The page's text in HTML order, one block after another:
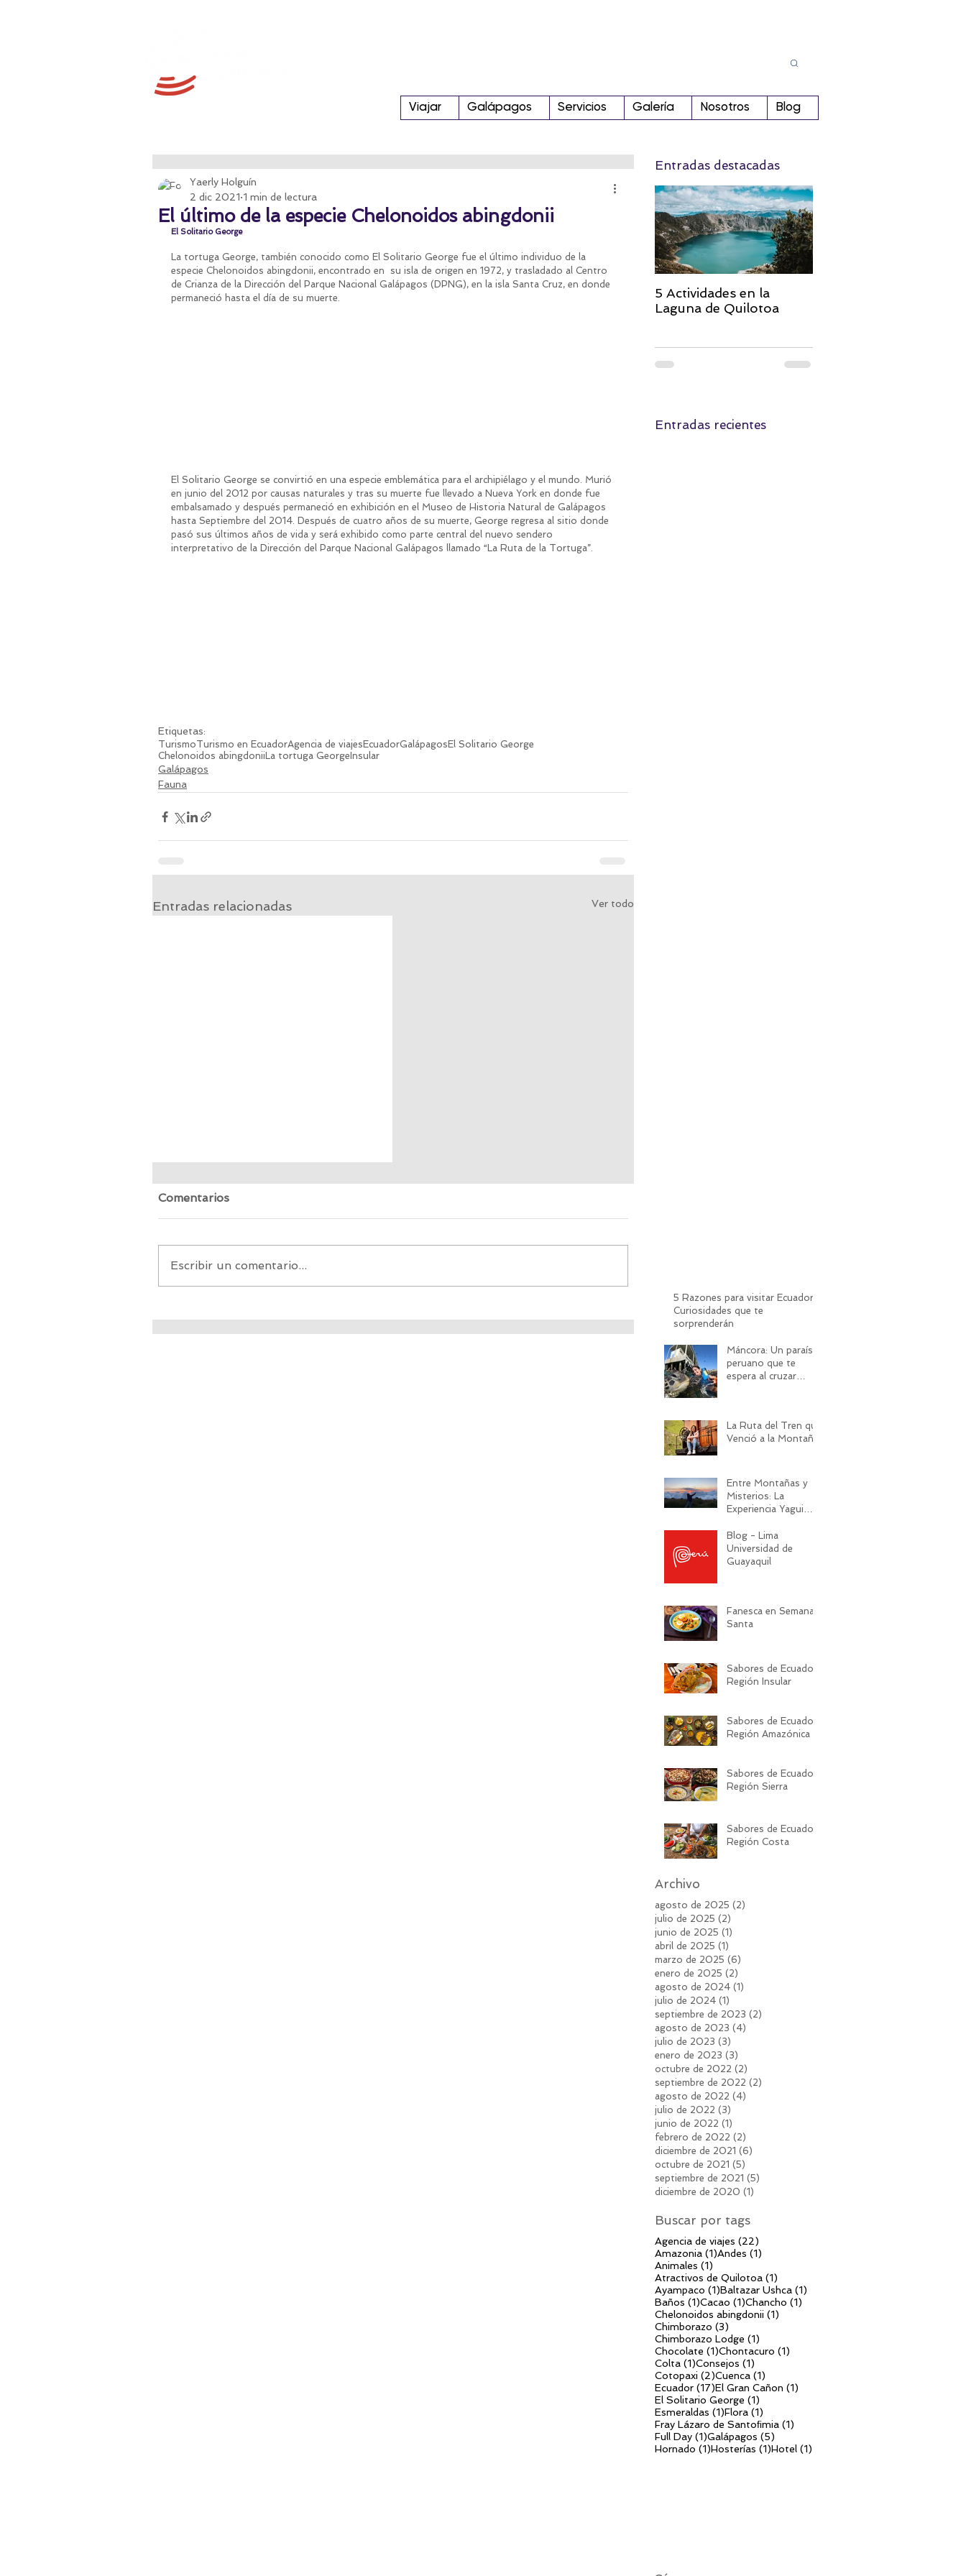
Viajar Galápagos Servicios Galería Nosotros Blog
El último de la especie Chelonoidos abingdonii
Yaerly Holguín
2 dic 2021 1 min de lectura
El Solitario George
La tortuga George, también conocido como El Solitario George fue el último individuo de la
especie Chelonoidos abingdonii, encontrado en  su isla de origen en 1972, y trasladado al Centro
de Crianza de la Dirección del Parque Nacional Galápagos (DPNG), en la isla Santa Cruz, en donde
permaneció hasta el día de su muerte.
El Solitario George se convirtió en una especie emblemática para el archipiélago y el mundo. Murió
en junio del 2012 por causas naturales y tras su muerte fue llevado a Nueva York en donde fue
embalsamado y después permaneció en exhibición en el Museo de Historia Natural de Galápagos
hasta Septiembre del 2014. Después de cuatro años de su muerte, George regresa al sitio donde
pasó sus últimos años de vida y será exhibido como parte central del nuevo sendero
interpretativo de la Dirección del Parque Nacional Galápagos llamado “La Ruta de la Tortuga”.
Etiquetas:
TurismoTurismo en EcuadorAgencia de viajes EcuadorGalápagos El Solitario George
Chelonoidos abingdonii La tortuga George Insular
Galápagos
Fauna
Entradas relacionadas Ver todo
Comentarios
Escribir un comentario...
Entradas destacadas
5 Actividades en la
Laguna de Quilotoa
Entradas recientes
5 Razones para visitar Ecuador:
Curiosidades que te
sorprenderán
Máncora: Un paraíso
peruano que te
espera al cruzar
La Ruta del Tren que
Venció a la Montaña
Entre Montañas y
Misterios: La
Experiencia Yagui
Blog - Lima
Universidad de
Guayaquil
Fanesca en Semana
Santa
Sabores de Ecuador:
Región Insular
Sabores de Ecuador:
Región Amazónica
Sabores de Ecuador:
Región Sierra
Sabores de Ecuador:
Región Costa
Archivo
agosto de 2025 (2)
julio de 2025 (2)
junio de 2025 (1)
abril de 2025 (1)
marzo de 2025 (6)
enero de 2025 (2)
agosto de 2024 (1)
julio de 2024 (1)
septiembre de 2023 (2)
agosto de 2023 (4)
julio de 2023 (3)
enero de 2023 (3)
octubre de 2022 (2)
septiembre de 2022 (2)
agosto de 2022 (4)
julio de 2022 (3)
junio de 2022 (1)
febrero de 2022 (2)
diciembre de 2021 (6)
octubre de 2021 (5)
septiembre de 2021 (5)
diciembre de 2020 (1)
Buscar por tags
Agencia de viajes (22)
Amazonia (1)1 entrada
Andes (1)
Animales (1)
Atractivos de Quilotoa (1)
Ayampaco (1)1 entrada
Baltazar Ushca (1)
Baños (1)1 entrada
Cacao (1)1 entrada
Chancho (1)
Chelonoidos abingdonii (1)
Chimborazo (3)
Chimborazo Lodge (1)
Chocolate (1)1 entrada
Chontacuro (1)
Colta (1)1 entrada
Consejos (1)
Cotopaxi (2)2 entradas
Cuenca (1)
Ecuador (17)17 entradas
El Gran Cañon (1)
El Solitario George (1)
Esmeraldas (1)1 entrada
Flora (1)
Fray Lázaro de Santoﬁmia (1)
Full Day (1)1 entrada
Galápagos (5)
Hornado (1)1 entrada
Hosterías (1)1 entrada
Hotel (1)